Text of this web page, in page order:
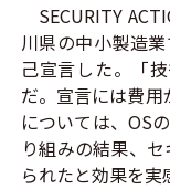
SECURITY
川県の中小製造
己宣言した。「
だ。宣言には費
については、OS
り組みの結果、
られたと効果を実